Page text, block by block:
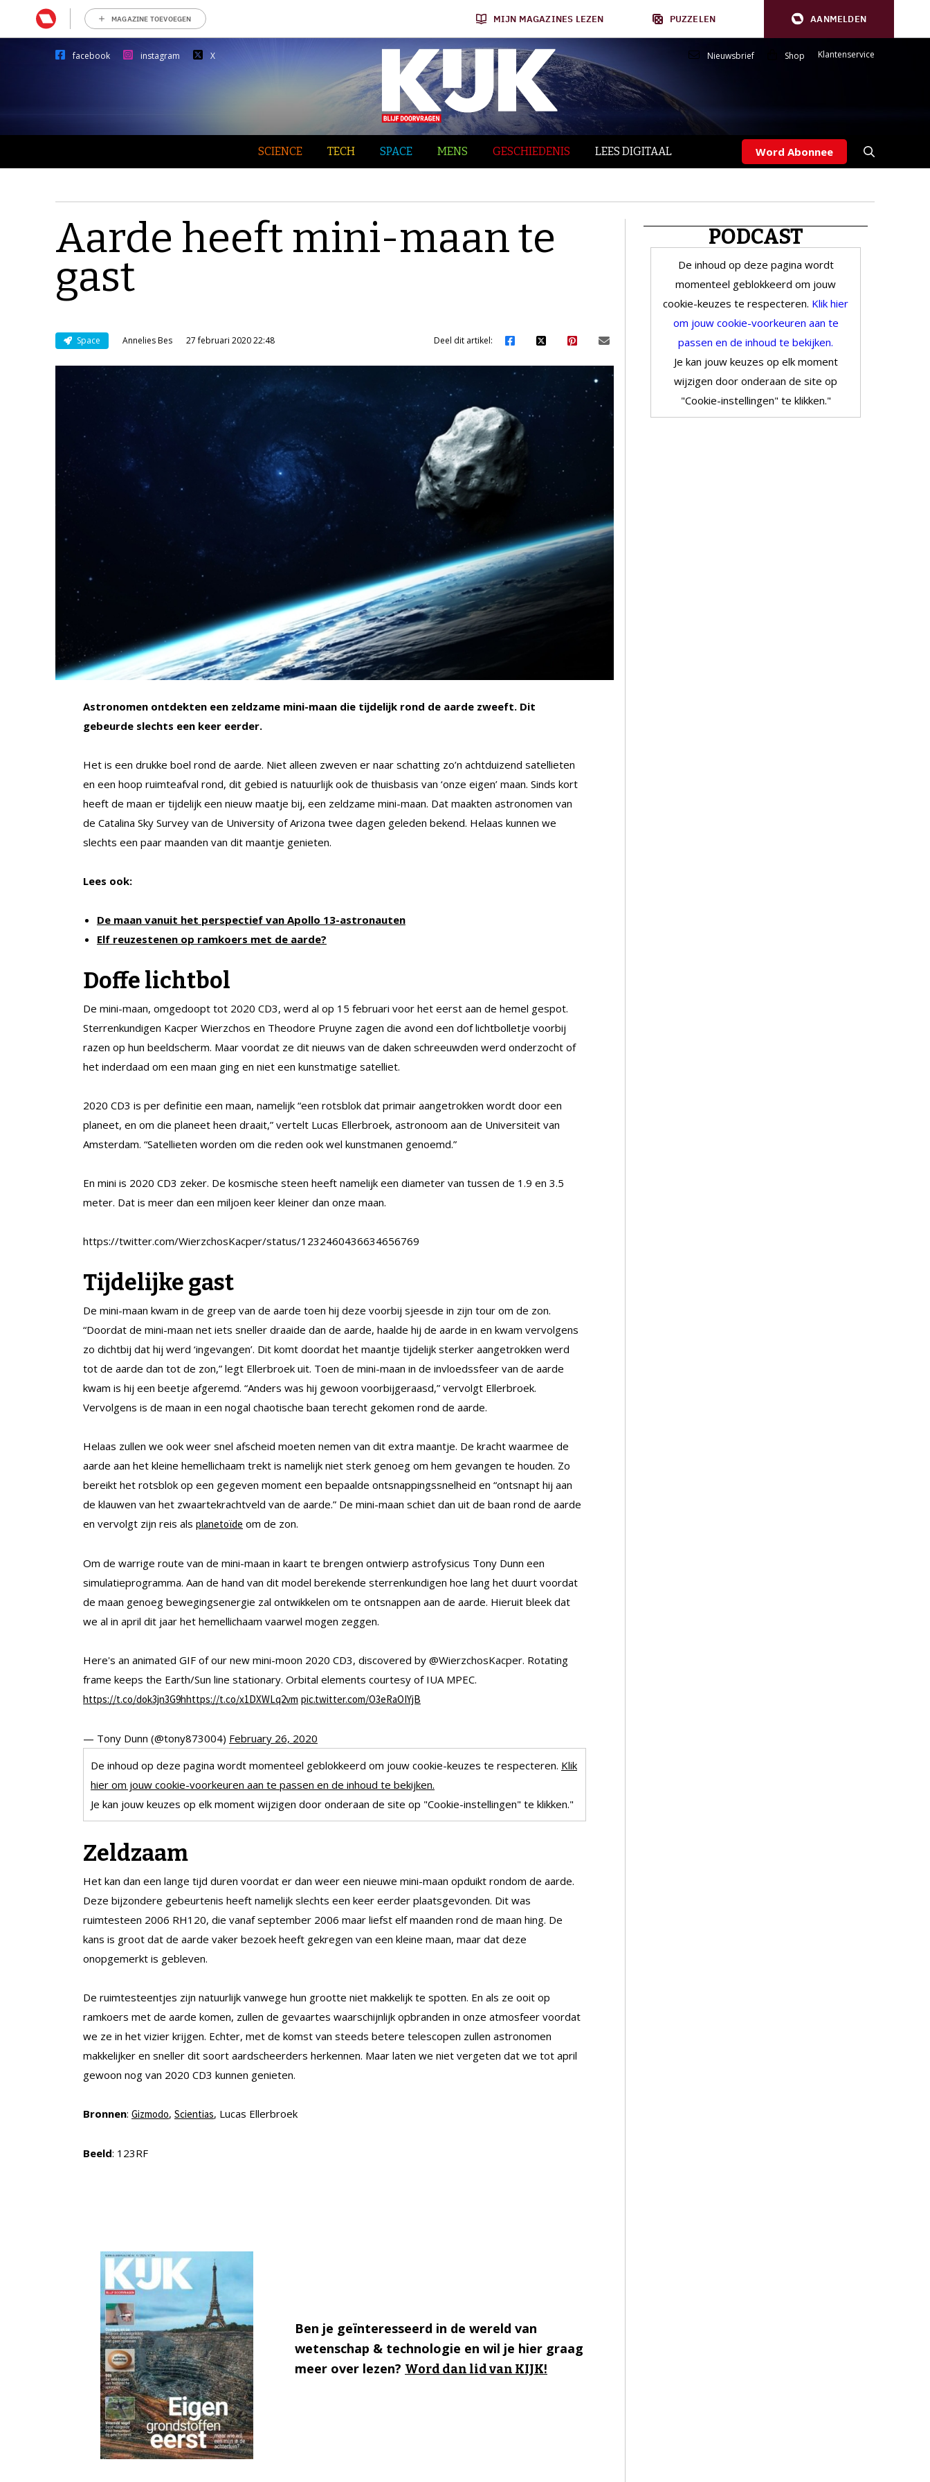
MAGAZINE TOEVOEGEN MIJN MAGAZINES LEZEN PUZZELEN AANMELDEN
facebook instagram X Nieuwsbrief Shop Klantenservice
SCIENCE TECH SPACE MENS GESCHIEDENIS LEES DIGITAAL Word Abonnee
Aarde heeft mini-maan te
gast
Space Annelies Bes 27 februari 2020 22:48 Deel dit artikel:
Astronomen ontdekten een zeldzame mini-maan die tijdelijk rond de aarde zweeft. Dit
gebeurde slechts een keer eerder.
Het is een drukke boel rond de aarde. Niet alleen zweven er naar schatting zo’n achtduizend satellieten
en een hoop ruimteafval rond, dit gebied is natuurlijk ook de thuisbasis van ‘onze eigen’ maan. Sinds kort
heeft de maan er tijdelijk een nieuw maatje bij, een zeldzame mini-maan. Dat maakten astronomen van
de Catalina Sky Survey van de University of Arizona twee dagen geleden bekend. Helaas kunnen we
slechts een paar maanden van dit maantje genieten.
Lees ook:
De maan vanuit het perspectief van Apollo 13-astronauten
Elf reuzestenen op ramkoers met de aarde?
Doffe lichtbol
De mini-maan, omgedoopt tot 2020 CD3, werd al op 15 februari voor het eerst aan de hemel gespot.
Sterrenkundigen Kacper Wierzchos en Theodore Pruyne zagen die avond een dof lichtbolletje voorbij
razen op hun beeldscherm. Maar voordat ze dit nieuws van de daken schreeuwden werd onderzocht of
het inderdaad om een maan ging en niet een kunstmatige satelliet.
2020 CD3 is per definitie een maan, namelijk “een rotsblok dat primair aangetrokken wordt door een
planeet, en om die planeet heen draait,” vertelt Lucas Ellerbroek, astronoom aan de Universiteit van
Amsterdam. “Satellieten worden om die reden ook wel kunstmanen genoemd.”
En mini is 2020 CD3 zeker. De kosmische steen heeft namelijk een diameter van tussen de 1.9 en 3.5
meter. Dat is meer dan een miljoen keer kleiner dan onze maan.
https://twitter.com/WierzchosKacper/status/1232460436634656769
Tijdelijke gast
De mini-maan kwam in de greep van de aarde toen hij deze voorbij sjeesde in zijn tour om de zon.
“Doordat de mini-maan net iets sneller draaide dan de aarde, haalde hij de aarde in en kwam vervolgens
zo dichtbij dat hij werd ‘ingevangen’. Dit komt doordat het maantje tijdelijk sterker aangetrokken werd
tot de aarde dan tot de zon,” legt Ellerbroek uit. Toen de mini-maan in de invloedssfeer van de aarde
kwam is hij een beetje afgeremd. “Anders was hij gewoon voorbijgeraasd,” vervolgt Ellerbroek.
Vervolgens is de maan in een nogal chaotische baan terecht gekomen rond de aarde.
Helaas zullen we ook weer snel afscheid moeten nemen van dit extra maantje. De kracht waarmee de
aarde aan het kleine hemellichaam trekt is namelijk niet sterk genoeg om hem gevangen te houden. Zo
bereikt het rotsblok op een gegeven moment een bepaalde ontsnappingssnelheid en “ontsnapt hij aan
de klauwen van het zwaartekrachtveld van de aarde.” De mini-maan schiet dan uit de baan rond de aarde
en vervolgt zijn reis als planetoïde om de zon.
Om de warrige route van de mini-maan in kaart te brengen ontwierp astrofysicus Tony Dunn een
simulatieprogramma. Aan de hand van dit model berekende sterrenkundigen hoe lang het duurt voordat
de maan genoeg bewegingsenergie zal ontwikkelen om te ontsnappen aan de aarde. Hieruit bleek dat
we al in april dit jaar het hemellichaam vaarwel mogen zeggen.
Here's an animated GIF of our new mini-moon 2020 CD3, discovered by @WierzchosKacper. Rotating
frame keeps the Earth/Sun line stationary. Orbital elements courtesy of IUA MPEC.
https://t.co/dok3jn3G9hhttps://t.co/x1DXWLq2vm pic.twitter.com/O3eRaOIYjB
— Tony Dunn (@tony873004) February 26, 2020
De inhoud op deze pagina wordt momenteel geblokkeerd om jouw cookie-keuzes te respecteren. Klik
hier om jouw cookie-voorkeuren aan te passen en de inhoud te bekijken.
Je kan jouw keuzes op elk moment wijzigen door onderaan de site op "Cookie-instellingen" te klikken."
Zeldzaam
Het kan dan een lange tijd duren voordat er dan weer een nieuwe mini-maan opduikt rondom de aarde.
Deze bijzondere gebeurtenis heeft namelijk slechts een keer eerder plaatsgevonden. Dit was
ruimtesteen 2006 RH120, die vanaf september 2006 maar liefst elf maanden rond de maan hing. De
kans is groot dat de aarde vaker bezoek heeft gekregen van een kleine maan, maar dat deze
onopgemerkt is gebleven.
De ruimtesteentjes zijn natuurlijk vanwege hun grootte niet makkelijk te spotten. En als ze ooit op
ramkoers met de aarde komen, zullen de gevaartes waarschijnlijk opbranden in onze atmosfeer voordat
we ze in het vizier krijgen. Echter, met de komst van steeds betere telescopen zullen astronomen
makkelijker en sneller dit soort aardscheerders herkennen. Maar laten we niet vergeten dat we tot april
gewoon nog van 2020 CD3 kunnen genieten.
Bronnen: Gizmodo, Scientias, Lucas Ellerbroek
Beeld: 123RF
Ben je geïnteresseerd in de wereld van
wetenschap & technologie en wil je hier graag
meer over lezen? Word dan lid van KIJK!
PODCAST
De inhoud op deze pagina wordt
momenteel geblokkeerd om jouw
cookie-keuzes te respecteren. Klik hier
om jouw cookie-voorkeuren aan te
passen en de inhoud te bekijken.
Je kan jouw keuzes op elk moment
wijzigen door onderaan de site op
"Cookie-instellingen" te klikken."